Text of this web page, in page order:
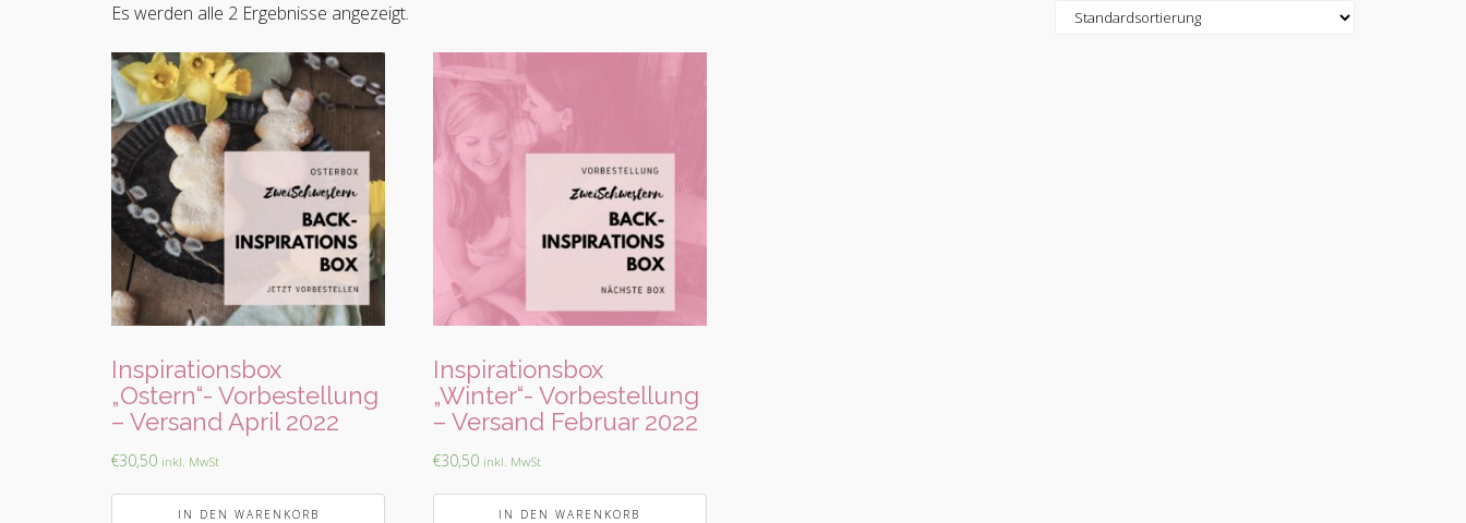
Es werden alle 2 Ergebnisse angezeigt.
Inspirationsbox
„Ostern“- Vorbestellung
– Versand April 2022
€30,50 inkl. MwSt
IN DEN WARENKORB
Inspirationsbox
„Winter“- Vorbestellung
– Versand Februar 2022
€30,50 inkl. MwSt
IN DEN WARENKORB